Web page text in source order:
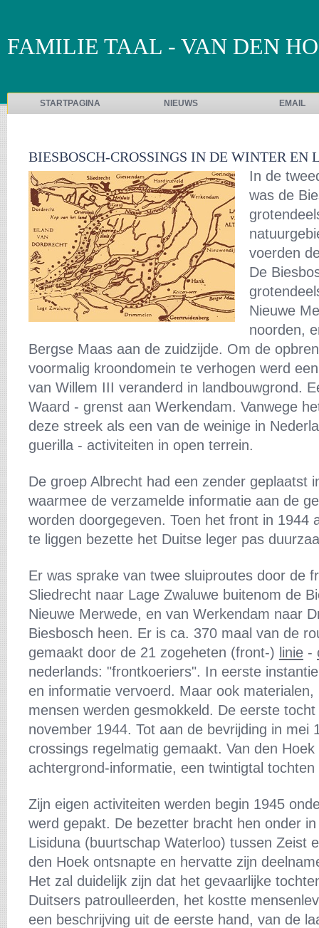
FAMILIE TAAL - VAN DEN
STARTPAGINA NIEUWS EMAIL
BIESBOSCH-CROSSINGS IN DE WINTER EN
In de
was de
voerden
De
Nieuwe
noorden,
Bergse Maas aan de zuidzijde. Om de
voormalig kroondomein te verhogen werd
van Willem III veranderd in landbouwgrond.
Waard - grenst aan Werkendam. Vanwege
deze streek als een van de weinige in
guerilla - activiteiten in open terrein.
De groep Albrecht had een zender geplaatst
waarmee de verzamelde informatie aan de
worden doorgegeven. Toen het front in 1944
te liggen bezette het Duitse leger pas
Er was sprake van twee sluiproutes door de
Sliedrecht naar Lage Zwaluwe buitenom de
Nieuwe Merwede, en van Werkendam naar
Biesbosch heen. Er is ca. 370 maal van de
gemaakt door de 21 zogeheten (front-) linie -
nederlands: "frontkoeriers". In eerste
en informatie vervoerd. Maar ook materialen,
mensen werden gesmokkeld. De eerste
november 1944. Tot aan de bevrijding in mei
crossings regelmatig gemaakt. Van den
achtergrond-informatie, een twintigtal
Zijn eigen activiteiten werden begin 1945
werd gepakt. De bezetter bracht hen onder
Lisiduna (buurtschap Waterloo) tussen Zeist
den Hoek ontsnapte en hervatte zijn
Het zal duidelijk zijn dat het gevaarlijke
Duitsers patroulleerden, het kostte
een beschrijving uit de eerste hand, van de